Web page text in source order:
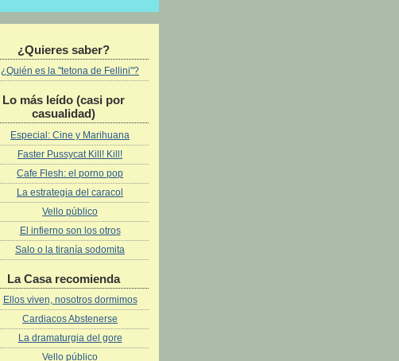
¿Quieres saber?
¿Quién es la "tetona de Fellini"?
Lo más leí­do (casi por
casualidad)
Especial: Cine y Marihuana
Faster Pussycat Kill! Kill!
Cafe Flesh: el porno pop
La estrategia del caracol
Vello público
El infierno son los otros
Salo o la tiranía sodomita
La Casa recomienda
Ellos viven, nosotros dormimos
Cardiacos Abstenerse
La dramaturgia del gore
Vello público